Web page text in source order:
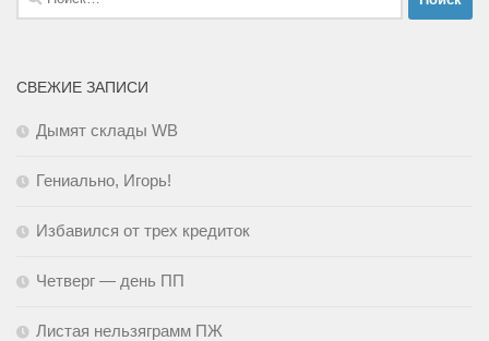
СВЕЖИЕ ЗАПИСИ
Дымят склады WB
Гениально, Игорь!
Избавился от трех кредиток
Четверг — день ПП
Листая нельзяграмм ПЖ